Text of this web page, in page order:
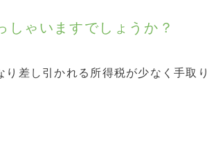
しゃいますでしょうか？
差し引かれる所得税が少なく手取り